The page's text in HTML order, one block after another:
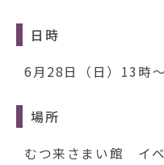
日時
6月28日（日）13時
場所
むつ来さまい館 イ